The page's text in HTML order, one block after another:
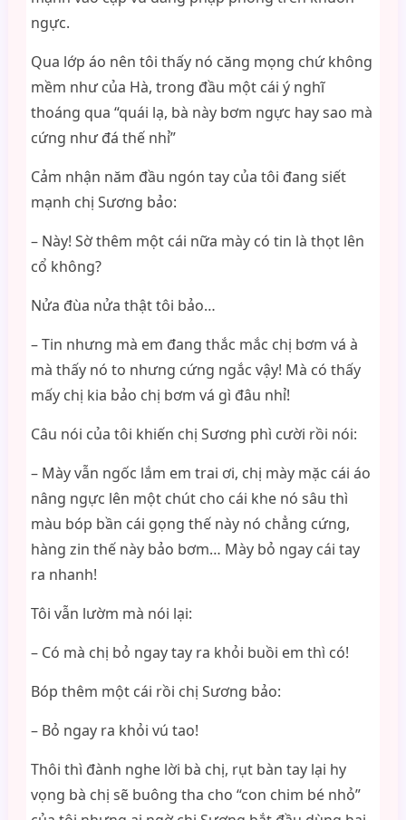
ngực.
Qua lớp áo nên tôi thấy nó căng mọng chứ không
mềm như của Hà, trong đầu một cái ý nghĩ
thoáng qua “quái lạ, bà này bơm ngực hay sao mà
cứng như đá thế nhỉ”
Cảm nhận năm đầu ngón tay của tôi đang siết
mạnh chị Sương bảo:
– Này! Sờ thêm một cái nữa mày có tin là thọt lên
cổ không?
Nửa đùa nửa thật tôi bảo…
– Tin nhưng mà em đang thắc mắc chị bơm vá à
mà thấy nó to nhưng cứng ngắc vậy! Mà có thấy
mấy chị kia bảo chị bơm vá gì đâu nhỉ!
Câu nói của tôi khiến chị Sương phì cười rồi nói:
– Mày vẫn ngốc lắm em trai ơi, chị mày mặc cái áo
nâng ngực lên một chút cho cái khe nó sâu thì
màu bóp bần cái gọng thế này nó chẳng cứng,
hàng zin thế này bảo bơm… Mày bỏ ngay cái tay
ra nhanh!
Tôi vẫn lườm mà nói lại:
– Có mà chị bỏ ngay tay ra khỏi buồi em thì có!
Bóp thêm một cái rồi chị Sương bảo:
– Bỏ ngay ra khỏi vú tao!
Thôi thì đành nghe lời bà chị, rụt bàn tay lại hy
vọng bà chị sẽ buông tha cho “con chim bé nhỏ”